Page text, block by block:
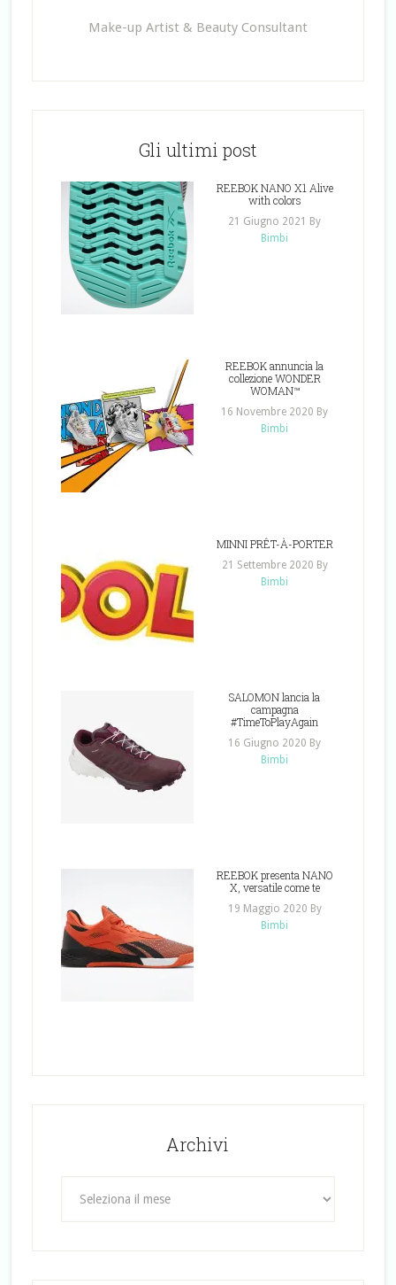
Make-up Artist & Beauty Consultant
Gli ultimi post
REEBOK NANO X1 Alive
with colors
21 Giugno 2021
By
Bimbi
REEBOK annuncia la
collezione WONDER
WOMAN™
16 Novembre 2020 By
Bimbi
MINNI PRÊT-À-PORTER
21 Settembre 2020 By
Bimbi
SALOMON lancia la
campagna
#TimeToPlayAgain
16 Giugno 2020 By
Bimbi
REEBOK presenta NANO
X, versatile come te
19 Maggio 2020 By
Bimbi
Archivi